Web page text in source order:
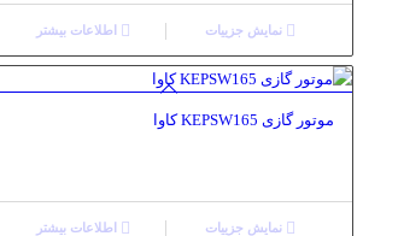
اطلاعات بیشتر نمایش جزییات
موتور گازی KEPSW165 کاوا
اطلاعات بیشتر نمایش جزییات